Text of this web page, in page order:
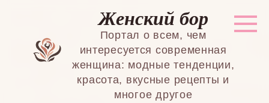
Женский бор
Портал о всем, чем
интересуется современная
женщина: модные тенденции,
красота, вкусные рецепты и
многое другое